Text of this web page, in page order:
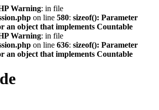
Warning: in file
on line 580: sizeof(): Parameter
an object that implements Countable
Warning: in file
on line 636: sizeof(): Parameter
an object that implements Countable